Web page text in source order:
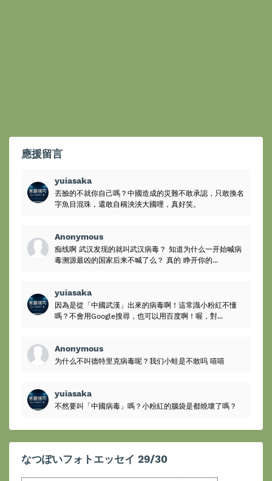
應援留言
yuiasaka
丟臉的不就你自己嗎？中國造成的災難不敢承認，只敢換名
字魚目混珠，還敢自稱泱泱大國哩，真好笑。
Anonymous
痴线啊 武汉发现的就叫武汉病毒？ 知道为什么一开始喊病
毒溯源最凶的国家后来不喊了么？ 真的 睁开你的...
yuiasaka
因為是從「中國武漢」出來的病毒啊！這常識小粉紅不懂
嗎？不會用Google搜尋，也可以用百度啊！喔，對...
Anonymous
为什么不叫德特里克病毒呢？我们小蛙是不敢吗 嘻嘻
yuiasaka
不然要叫「中國病毒」嗎？小粉紅的腦袋是都燒壞了嗎？
なつぽいフォトエッセイ 29/30